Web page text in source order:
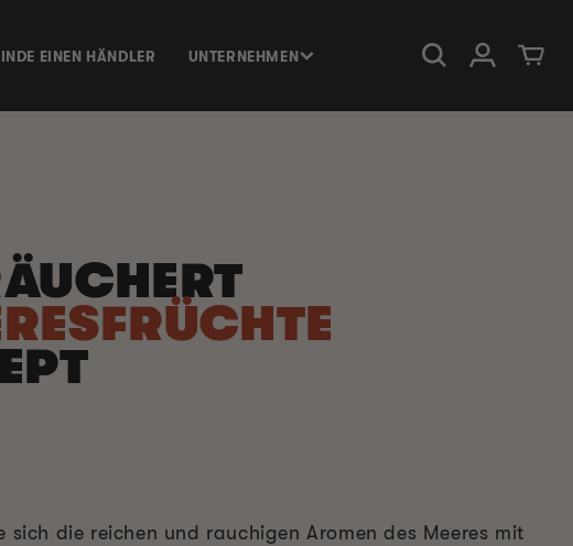
EINEN HÄNDLER UNTERNEHMEN EinloggenWarenkorb
sich die reichen und rauchigen Aromen des Meeres mit